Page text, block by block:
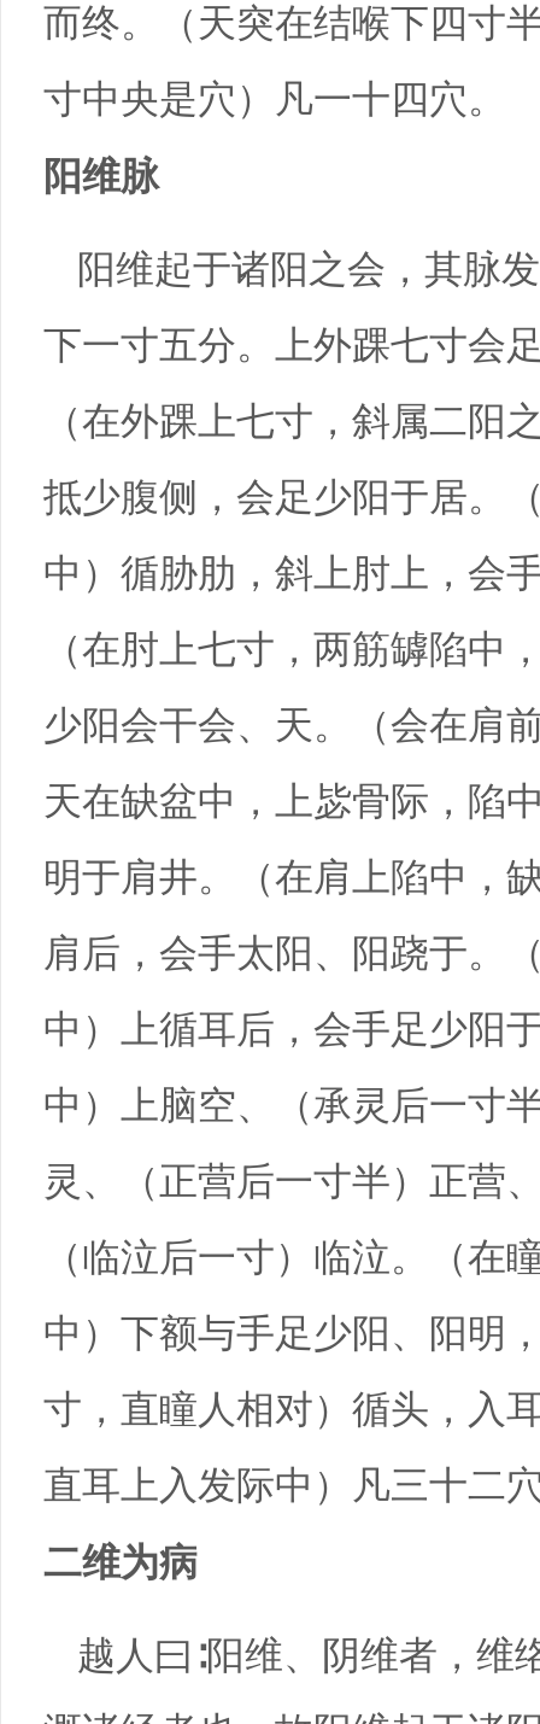
而终。（天突在结喉下四寸
寸中央是穴）凡一十四穴。
阳维脉
阳维起于诸阳之会，其脉
下一寸五分。上外踝七寸会
（在外踝上七寸，斜属二阳
抵少腹侧，会足少阳于居。
中）循胁肋，斜上肘上，会
（在肘上七寸，两筋罅陷中
少阳会干会、天。（会在肩
天在缺盆中，上毖骨际，陷
明于肩井。（在肩上陷中，
肩后，会手太阳、阳跷于。
中）上循耳后，会手足少阳
中）上脑空、（承灵后一寸
灵、（正营后一寸半）正营
（临泣后一寸）临泣。（在
中）下额与手足少阳、阳明
寸，直瞳人相对）循头，入
直耳上入发际中）凡三十二
二维为病
越人曰∶阳维、阴维者，维